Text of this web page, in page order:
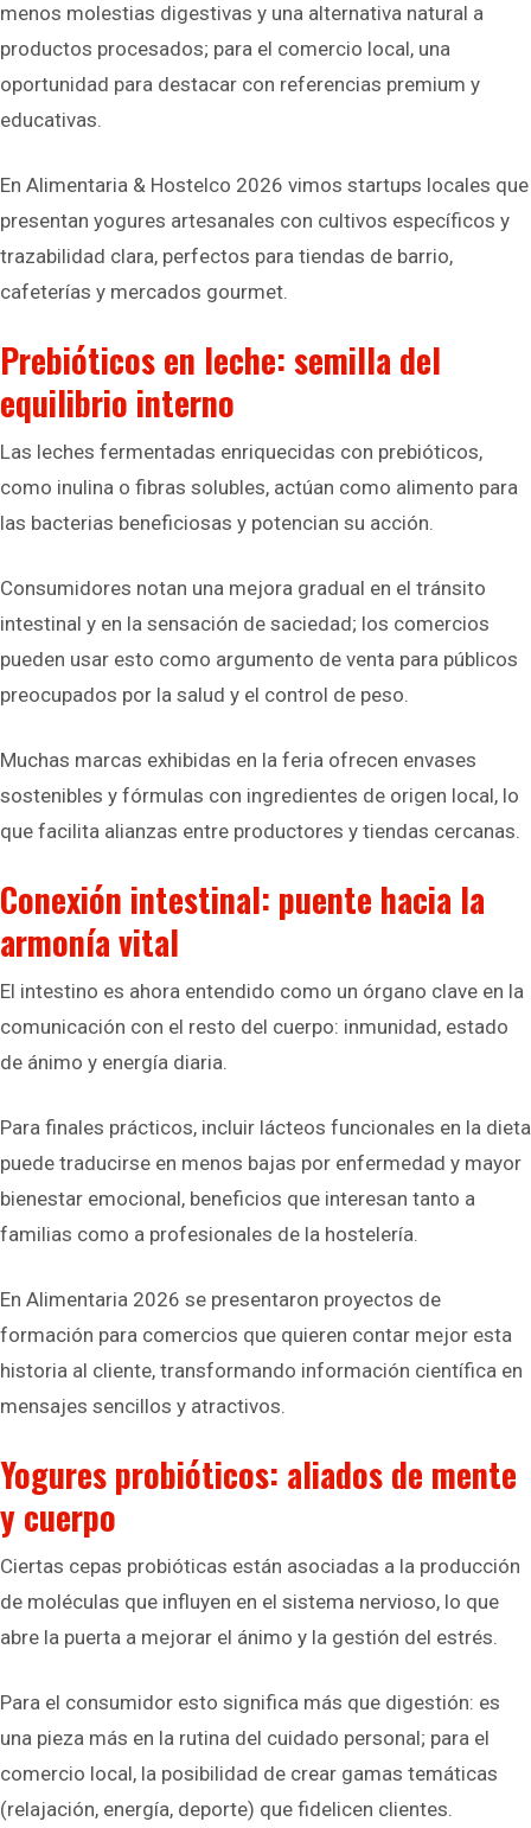
menos molestias digestivas y una alternativa natural a
productos procesados; para el comercio local, una
oportunidad para destacar con referencias premium y
educativas.
En Alimentaria & Hostelco 2026 vimos startups locales que
presentan yogures artesanales con cultivos específicos y
trazabilidad clara, perfectos para tiendas de barrio,
cafeterías y mercados gourmet.
Prebióticos en leche: semilla del
equilibrio interno
Las leches fermentadas enriquecidas con prebióticos,
como inulina o fibras solubles, actúan como alimento para
las bacterias beneficiosas y potencian su acción.
Consumidores notan una mejora gradual en el tránsito
intestinal y en la sensación de saciedad; los comercios
pueden usar esto como argumento de venta para públicos
preocupados por la salud y el control de peso.
Muchas marcas exhibidas en la feria ofrecen envases
sostenibles y fórmulas con ingredientes de origen local, lo
que facilita alianzas entre productores y tiendas cercanas.
Conexión intestinal: puente hacia la
armonía vital
El intestino es ahora entendido como un órgano clave en la
comunicación con el resto del cuerpo: inmunidad, estado
de ánimo y energía diaria.
Para finales prácticos, incluir lácteos funcionales en la dieta
puede traducirse en menos bajas por enfermedad y mayor
bienestar emocional, beneficios que interesan tanto a
familias como a profesionales de la hostelería.
En Alimentaria 2026 se presentaron proyectos de
formación para comercios que quieren contar mejor esta
historia al cliente, transformando información científica en
mensajes sencillos y atractivos.
Yogures probióticos: aliados de mente
y cuerpo
Ciertas cepas probióticas están asociadas a la producción
de moléculas que influyen en el sistema nervioso, lo que
abre la puerta a mejorar el ánimo y la gestión del estrés.
Para el consumidor esto significa más que digestión: es
una pieza más en la rutina del cuidado personal; para el
comercio local, la posibilidad de crear gamas temáticas
(relajación, energía, deporte) que fidelicen clientes.